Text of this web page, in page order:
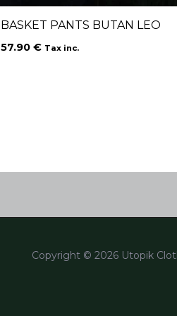
BASKET PANTS BUTAN LEO
57.90 € Tax inc.
Copyright © 2026 Utopik